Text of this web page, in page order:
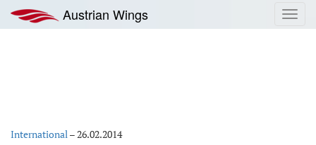
Inhalt
springen
Austrian Wings
International–26.02.2014